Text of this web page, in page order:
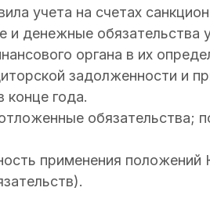
учета на счетах
денежные обязательства
органа в их
задолженности и
конце года.
обязательства;
применения положений